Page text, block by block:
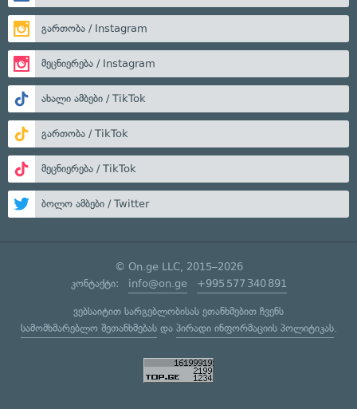
გართობა / Instagram
მეცნიერება / Instagram
ახალი ამბები / TikTok
გართობა / TikTok
მეცნიერება / TikTok
ბოლო ამბები / Twitter
© On.ge LLC, 2015–2026
კონტაქტი: info@on.ge +995 577 340 891
ვებსაიტით სარგებლობისას ეთანხმებით ჩვენს
სამომხმარებლო შეთანხმებასდა პირადი ინფორმაციის პოლიტიკას.